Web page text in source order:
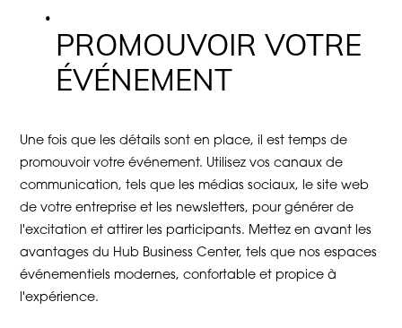
PROMOUVOIR VOTRE
ÉVÉNEMENT
Une fois que les détails sont en place, il est temps de
promouvoir votre événement. Utilisez vos canaux de
communication, tels que les médias sociaux, le site web
de votre entreprise et les newsletters, pour générer de
l'excitation et attirer les participants. Mettez en avant les
avantages du Hub Business Center, tels que nos espaces
événementiels modernes, confortable et propice à
l'expérience.